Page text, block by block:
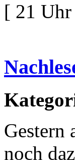
[ 21
Gestern
noch